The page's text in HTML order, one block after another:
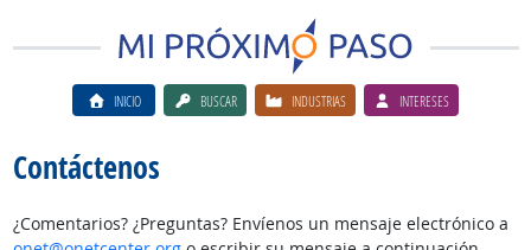
INICIO BUSCAR INDUSTRIAS INTERESES
Contáctenos
¿Comentarios? ¿Preguntas? Envíenos un mensaje electrónico a